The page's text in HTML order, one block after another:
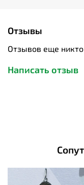
Отзывы
Отзывов еще
Написать отзыв